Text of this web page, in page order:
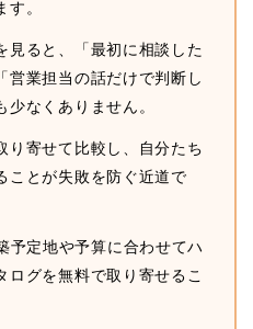
。
見ると、「最初に相談した
営業担当の話だけで判断し
なくありません。
り寄せて比較し、自分たち
ことが失敗を防ぐ近道で
予定地や予算に合わせてハ
ログを無料で取り寄せるこ